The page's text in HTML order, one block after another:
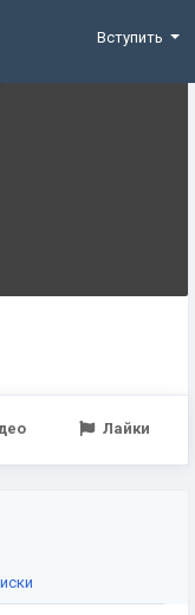
Вступить
Лайки